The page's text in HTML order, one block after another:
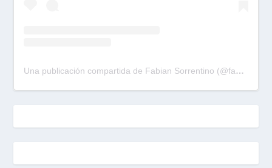
Una publicación compartida de Fabian Sorrentino (@fabiansonria)